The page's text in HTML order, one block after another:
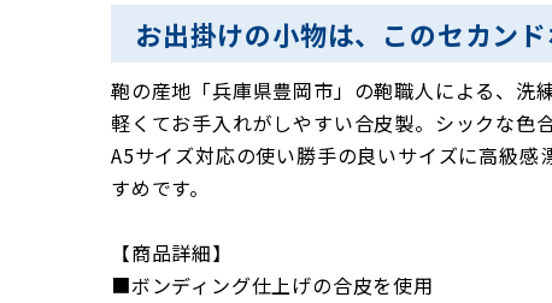
お出掛けの小物は、このセカン
鞄の産地「兵庫県豊岡市」の鞄職人による、洗
軽くてお手入れがしやすい合皮製。シックな色
A5サイズ対応の使い勝手の良いサイズに高級
すめです。
【商品詳細】
■ボンディング仕上げの合皮を使用